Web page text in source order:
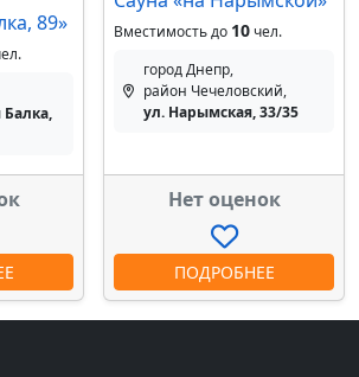
89»
Балка,
Вместимость до 10чел.
город Днепр,
район Чечеловский,
ул. Нарымская, 33/35
Нет оценок
ПОДРОБНЕЕ